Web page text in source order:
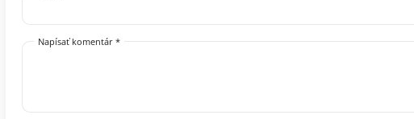
Napísať komentár *